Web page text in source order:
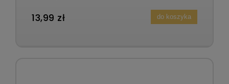
13,99 zł do koszyka